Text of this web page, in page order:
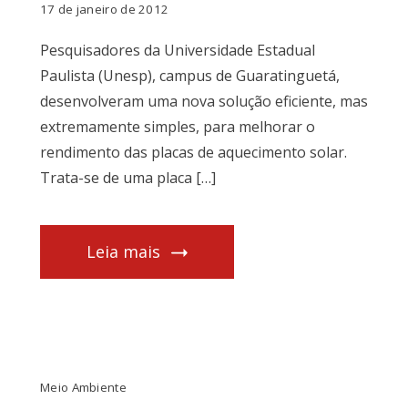
17 de janeiro de 2012
Pesquisadores da Universidade Estadual
Paulista (Unesp), campus de Guaratinguetá,
desenvolveram uma nova solução eficiente, mas
extremamente simples, para melhorar o
rendimento das placas de aquecimento solar.
Trata-se de uma placa […]
Leia mais
Meio Ambiente